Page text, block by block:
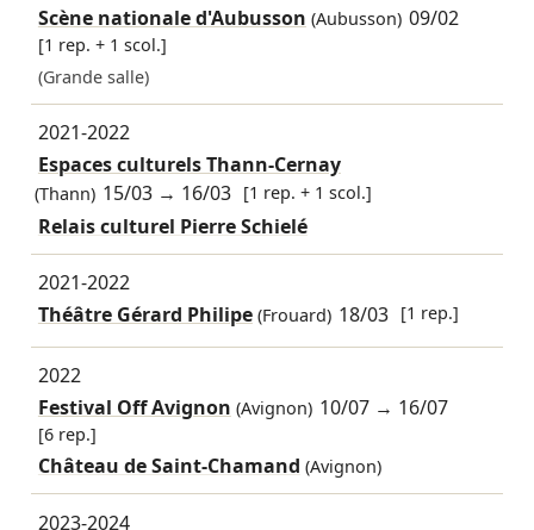
Scène nationale d'Aubusson (Aubusson) 09/02
[1 rep. + 1 scol.]
(Grande salle)
2021-2022
Espaces culturels Thann-Cernay
(Thann) 15/03 → 16/03 [1 rep. + 1 scol.]
Relais culturel Pierre Schielé
2021-2022
Théâtre Gérard Philipe(Frouard) 18/03 [1 rep.]
2022
Festival Off Avignon (Avignon) 10/07 → 16/07
[6 rep.]
Château de Saint-Chamand (Avignon)
2023-2024